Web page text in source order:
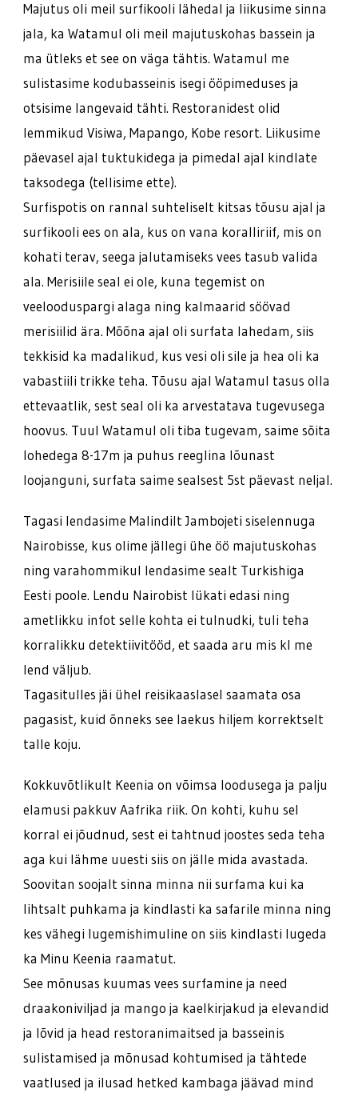
Majutus oli meil surfikooli lähedal ja liikusime sinna
jala, ka Watamul oli meil majutuskohas bassein ja
ma ütleks et see on väga tähtis. Watamul me
sulistasime kodubasseinis isegi ööpimeduses ja
otsisime langevaid tähti. Restoranidest olid
lemmikud Visiwa, Mapango, Kobe resort. Liikusime
päevasel ajal tuktukidega ja pimedal ajal kindlate
taksodega (tellisime ette).
Surfispotis on rannal suhteliselt kitsas tõusu ajal ja
surfikooli ees on ala, kus on vana koralliriif, mis on
kohati terav, seega jalutamiseks vees tasub valida
ala. Merisiile seal ei ole, kuna tegemist on
veelooduspargi alaga ning kalmaarid söövad
merisiilid ära. Mõõna ajal oli surfata lahedam, siis
tekkisid ka madalikud, kus vesi oli sile ja hea oli ka
vabastiili trikke teha. Tõusu ajal Watamul tasus olla
ettevaatlik, sest seal oli ka arvestatava tugevusega
hoovus. Tuul Watamul oli tiba tugevam, saime sõita
lohedega 8-17m ja puhus reeglina lõunast
loojanguni, surfata saime sealsest 5st päevast neljal.
Tagasi lendasime Malindilt Jambojeti siselennuga
Nairobisse, kus olime jällegi ühe öö majutuskohas
ning varahommikul lendasime sealt Turkishiga
Eesti poole. Lendu Nairobist lükati edasi ning
ametlikku infot selle kohta ei tulnudki, tuli teha
korralikku detektiivitööd, et saada aru mis kl me
lend väljub.
Tagasitulles jäi ühel reisikaaslasel saamata osa
pagasist, kuid õnneks see laekus hiljem korrektselt
talle koju.
Kokkuvõtlikult Keenia on võimsa loodusega ja palju
elamusi pakkuv Aafrika riik. On kohti, kuhu sel
korral ei jõudnud, sest ei tahtnud joostes seda teha
aga kui lähme uuesti siis on jälle mida avastada.
Soovitan soojalt sinna minna nii surfama kui ka
lihtsalt puhkama ja kindlasti ka safarile minna ning
kes vähegi lugemishimuline on siis kindlasti lugeda
ka Minu Keenia raamatut.
See mõnusas kuumas vees surfamine ja need
draakoniviljad ja mango ja kaelkirjakud ja elevandid
ja lõvid ja head restoranimaitsed ja basseinis
sulistamised ja mõnusad kohtumised ja tähtede
vaatlused ja ilusad hetked kambaga jäävad mind